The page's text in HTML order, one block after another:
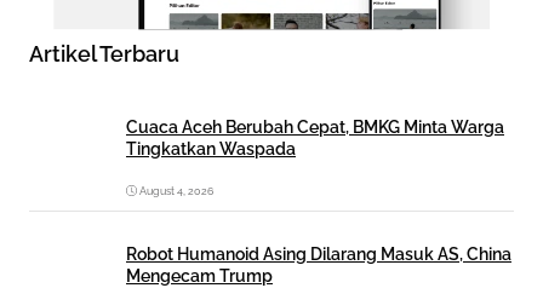
Artikel Terbaru
Cuaca Aceh Berubah Cepat, BMKG Minta Warga
Tingkatkan Waspada
August 4, 2026
Robot Humanoid Asing Dilarang Masuk AS, China
Mengecam Trump